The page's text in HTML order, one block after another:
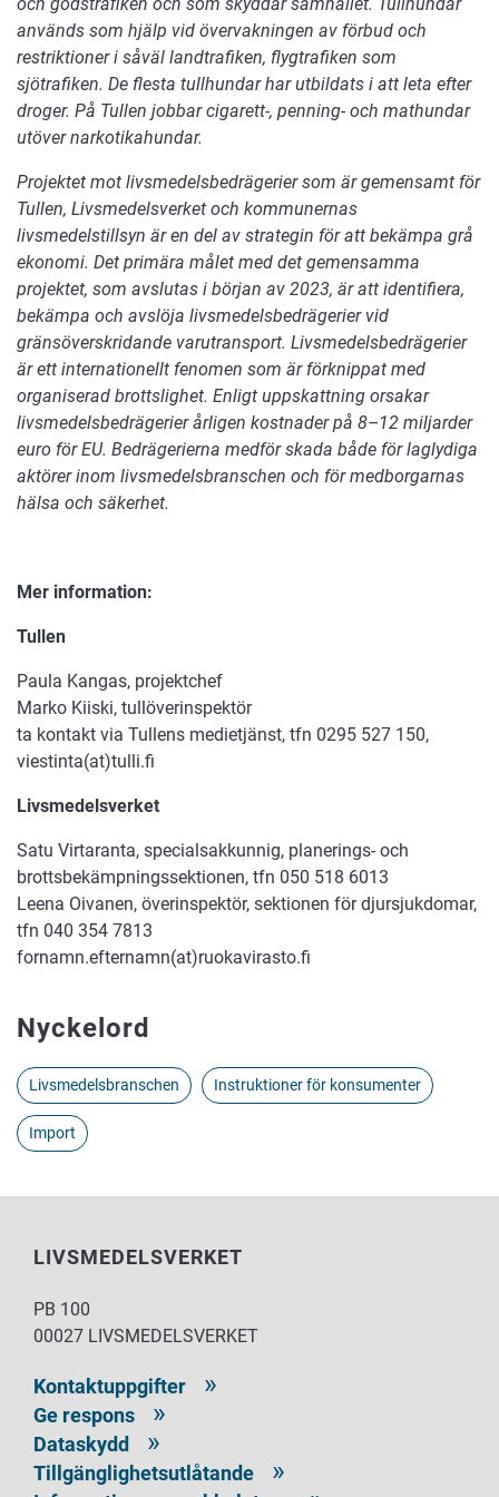
används som hjälp vid övervakningen av förbud och
restriktioner i såväl landtrafiken, flygtrafiken som
sjötrafiken. De flesta tullhundar har utbildats i att leta efter
droger. På Tullen jobbar cigarett-, penning- och mathundar
utöver narkotikahundar.
Projektet mot livsmedelsbedrägerier som är gemensamt för
Tullen, Livsmedelsverket och kommunernas
livsmedelstillsyn är en del av strategin för att bekämpa grå
ekonomi. Det primära målet med det gemensamma
projektet, som avslutas i början av 2023, är att identifiera,
bekämpa och avslöja livsmedelsbedrägerier vid
gränsöverskridande varutransport. Livsmedelsbedrägerier
är ett internationellt fenomen som är förknippat med
organiserad brottslighet. Enligt uppskattning orsakar
livsmedelsbedrägerier årligen kostnader på 8–12 miljarder
euro för EU. Bedrägerierna medför skada både för laglydiga
aktörer inom livsmedelsbranschen och för medborgarnas
hälsa och säkerhet.
Mer information:
Tullen
Paula Kangas, projektchef
Marko Kiiski, tullöverinspektör
ta kontakt via Tullens medietjänst, tfn 0295 527 150,
viestinta(at)tulli.fi
Livsmedelsverket
Satu Virtaranta, specialsakkunnig, planerings- och
brottsbekämpningssektionen, tfn 050 518 6013
Leena Oivanen, överinspektör, sektionen för djursjukdomar,
tfn 040 354 7813
fornamn.efternamn(at)ruokavirasto.fi
Nyckelord
Livsmedelsbranschen Instruktioner för konsumenter
Import
LIVSMEDELSVERKET
PB 100
00027 LIVSMEDELSVERKET
Kontaktuppgifter
Ge respons
Dataskydd
Tillgänglighetsutlåtande